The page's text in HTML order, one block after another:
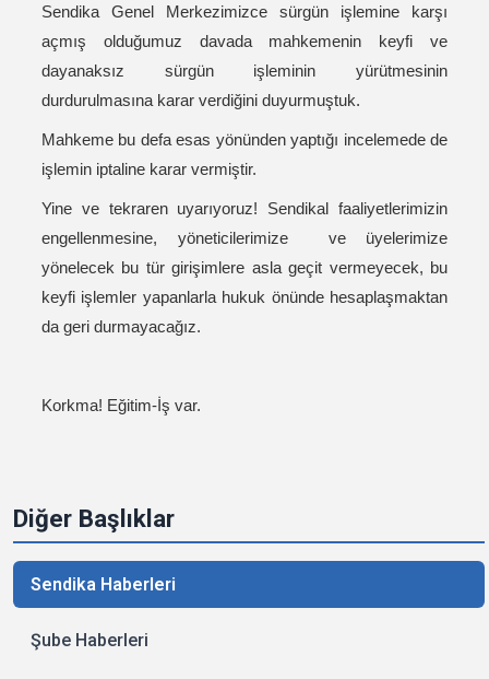
Diğer Başlıklar
Sendika Haberleri
Şube Haberleri
Sendika Genel Merkezimizce sürgün işlemine karşı
açmış olduğumuz davada mahkemenin keyfi ve
dayanaksız sürgün işleminin yürütmesinin
durdurulmasına karar verdiğini duyurmuştuk.
Mahkeme bu defa esas yönünden yaptığı incelemede de
işlemin iptaline karar vermiştir.
Yine ve tekraren uyarıyoruz! Sendikal faaliyetlerimizin
engellenmesine, yöneticilerimize ve üyelerimize
yönelecek bu tür girişimlere asla geçit vermeyecek, bu
keyfi işlemler yapanlarla hukuk önünde hesaplaşmaktan
da geri durmayacağız.
Korkma! Eğitim-İş var.